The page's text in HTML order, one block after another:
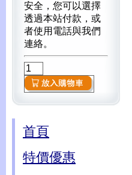
安全，您可以選擇
透過本站付款，或
者使用電話與我們
連絡。
首頁
特價優惠